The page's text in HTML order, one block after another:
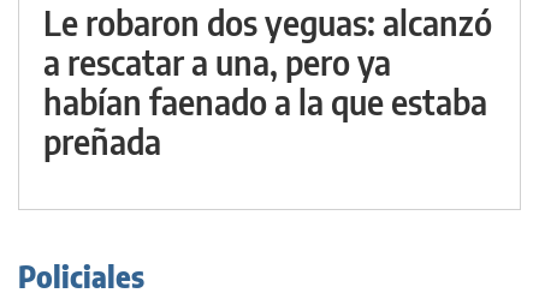
Le robaron dos yeguas: alcanzó
a rescatar a una, pero ya
habían faenado a la que estaba
preñada
Policiales